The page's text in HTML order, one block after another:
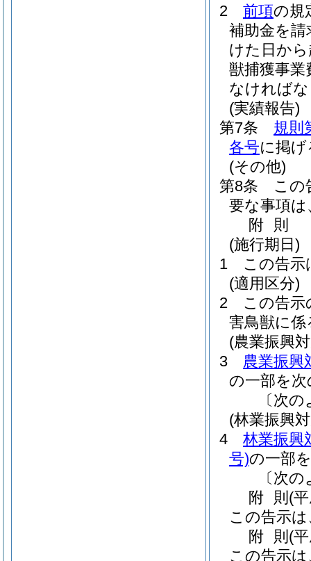
2
前項の規
補助金を
けた日か
獣捕獲事業
なければ
(実績報告)
第7条
規則
各号に掲
(その他)
第8条
この
要な事項
附 則
(施行期日)
1
この告示
(適用区分)
2
この告示
害鳥獣に
(農業振興
3
農業振興
の一部を
〔次
(林業振興
4
林業振興
号)の一部
〔次
附 則 (
この告示
附 則 (
この告示